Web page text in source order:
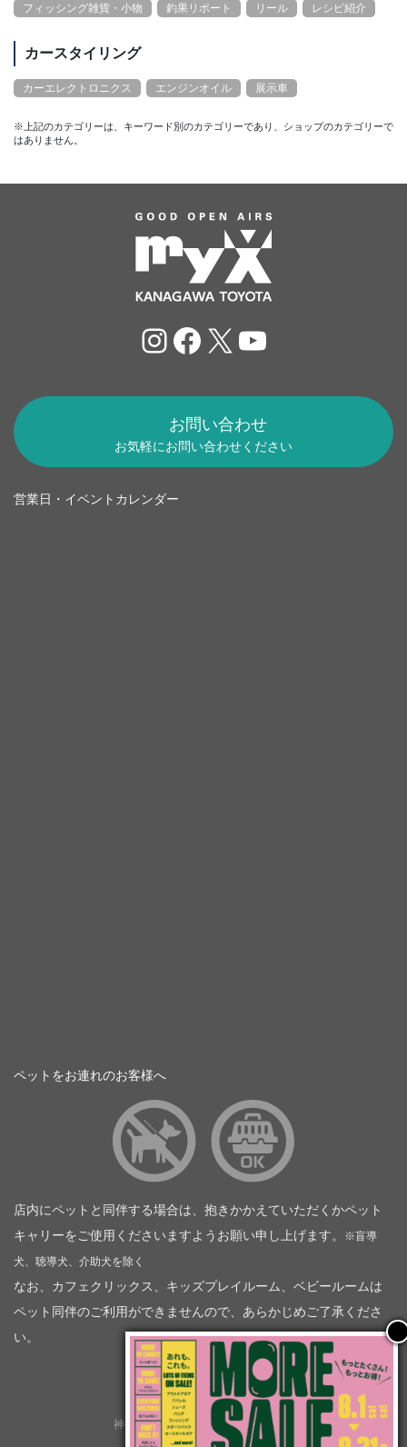
フィッシング雑貨・小物 釣果リポート リール レシピ紹介
カースタイリング
カーエレクトロニクス エンジンオイル 展示車
※上記のカテゴリーは、キーワード別のカテゴリーであり、ショップのカテゴリーで
はありません。
Instagram
Facebook
X YouTube
お問い合わせ
お気軽にお問い合わせください
営業日・イベントカレンダー
ペットをお連れのお客様へ
店内にペットと同伴する場合は、抱きかかえていただくかペット
キャリーをご使用くださいますようお願い申し上げます。
※盲導
犬、聴導犬、介助犬を除く
なお、カフェクリックス、キッズプレイルーム、ベビールームは
ペット同伴のご利用ができませんので、あらかじめご了承くださ
い。
神奈川トヨタ自動車（企業情報）
トヨタモビリティ神奈川